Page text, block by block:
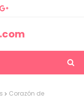
Corazón de